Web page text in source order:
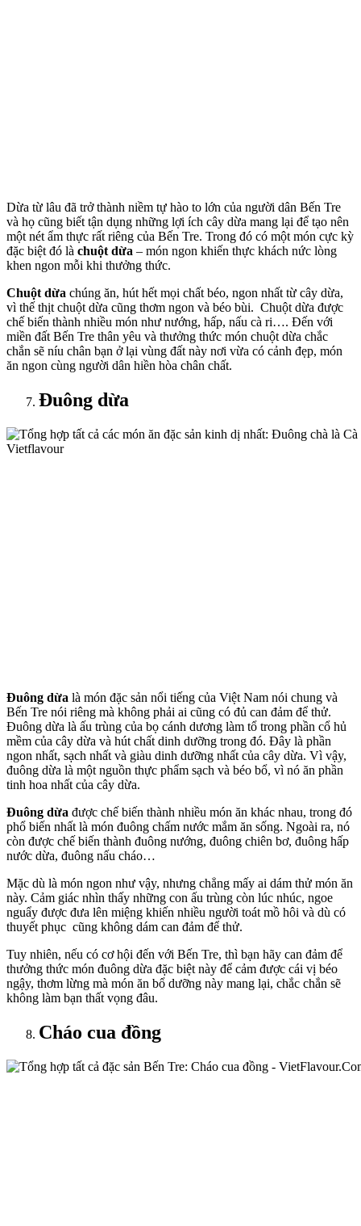
Dừa từ lâu đã trở thành niềm tự hào to lớn của người dân Bến Tre
và họ cũng biết tận dụng những lợi ích cây dừa mang lại để tạo nên
một nét ẩm thực rất riêng của Bến Tre. Trong đó có một món cực kỳ
đặc biệt đó là chuột dừa – món ngon khiến thực khách nức lòng
khen ngon mỗi khi thưởng thức.
Chuột dừa chúng ăn, hút hết mọi chất béo, ngon nhất từ cây dừa,
vì thế thịt chuột dừa cũng thơm ngon và béo bùi. Chuột dừa được
chế biến thành nhiều món như nướng, hấp, nấu cà ri…. Đến với
miền đất Bến Tre thân yêu và thưởng thức món chuột dừa chắc
chắn sẽ níu chân bạn ở lại vùng đất này nơi vừa có cảnh đẹp, món
ăn ngon cùng người dân hiền hòa chân chất.
Đuông dừa
Đuông dừa là món đặc sản nổi tiếng của Việt Nam nói chung và
Bến Tre nói riêng mà không phải ai cũng có đủ can đảm để thử.
Đuông dừa là ấu trùng của bọ cánh dương làm tổ trong phần cổ hủ
mềm của cây dừa và hút chất dinh dưỡng trong đó. Đây là phần
ngon nhất, sạch nhất và giàu dinh dưỡng nhất của cây dừa. Vì vậy,
đuông dừa là một nguồn thực phẩm sạch và béo bổ, vì nó ăn phần
tinh hoa nhất của cây dừa.
Đuông dừa được chế biến thành nhiều món ăn khác nhau, trong đó
phổ biến nhất là món đuông chấm nước mắm ăn sống. Ngoài ra, nó
còn được chế biến thành đuông nướng, đuông chiên bơ, đuông hấp
nước dừa, đuông nấu cháo…
Mặc dù là món ngon như vậy, nhưng chẳng mấy ai dám thử món ăn
này. Cảm giác nhìn thấy những con ấu trùng còn lúc nhúc, ngoe
nguẩy được đưa lên miệng khiến nhiều người toát mồ hôi và dù có
thuyết phục cũng không dám can đảm để thử.
Tuy nhiên, nếu có cơ hội đến với Bến Tre, thì bạn hãy can đảm để
thưởng thức món đuông dừa đặc biệt này để cảm được cái vị béo
ngậy, thơm lừng mà món ăn bổ dưỡng này mang lại, chắc chắn sẽ
không làm bạn thất vọng đâu.
Cháo cua đồng